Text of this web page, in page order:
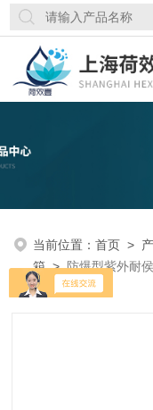
当前位置：首页 >
箱>防爆型紫外耐